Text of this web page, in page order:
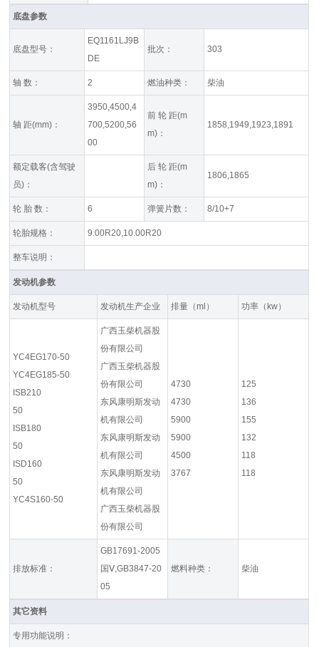
底盘参数
底盘型号：
EQ1161LJ9B
DE
批次： 303
轴 数： 2 燃油种类： 柴油
轴 距(mm)：
3950,4500,4
700,5200,56
00
前 轮 距(m
m)：
1858,1949,1923,1891
额定载客(含驾驶
员)：
后 轮 距(m
m)：
1806,1865
轮 胎 数： 6 弹簧片数： 8/10+7
轮胎规格： 9.00R20,10.00R20
整车说明：
发动机参数
发动机型号 发动机生产企业 排量（ml） 功率（kw）
YC4EG170-50
YC4EG185-50
ISB210
50
ISB180
50
ISD160
50
YC4S160-50
广西玉柴机器股
份有限公司
广西玉柴机器股
份有限公司
东风康明斯发动
机有限公司
东风康明斯发动
机有限公司
东风康明斯发动
机有限公司
广西玉柴机器股
份有限公司
4730
4730
5900
5900
4500
3767
125
136
155
132
118
118
排放标准：
GB17691-2005
国Ⅴ,GB3847-20
05
燃料种类： 柴油
其它资料
专用功能说明：